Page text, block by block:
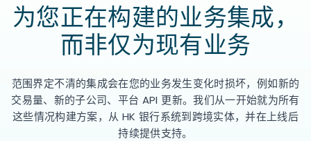
为您正在构建的业务集成，
而非仅为现有业务
范围界定不清的集成会在您的业务发生变化时损坏，例如新的
交易量、新的子公司、平台 API 更新。我们从一开始就为所有
这些情况构建方案，从 HK 银行系统到跨境实体，并在上线后
持续提供支持。